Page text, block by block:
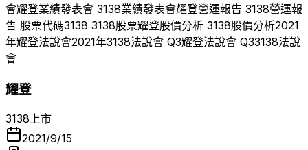
會耀登業績發表會 3138業績發表會耀登營運報告 3138營運報
告 股票代碼3138 3138股票耀登股價分析 3138股價分析2021
年耀登法說會2021年3138法說會 Q3耀登法說會 Q33138法說
會
耀登
3138上市
2021/9/15